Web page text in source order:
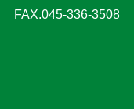
FAX.045-336-3508